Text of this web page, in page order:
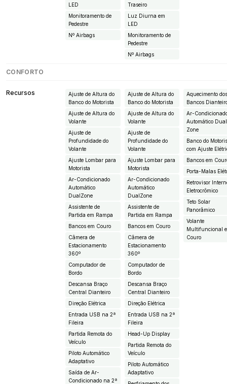
LED
Monitoramento de
Pedestre
Nº Airbags
Traseiro
Luz Diurna em
LED
Monitoramento de
Pedestre
Nº Airbags
CONFORTO
Recursos
Ajuste de Altura do
Banco do Motorista
Ajuste de Altura do
Volante
Ajuste de
Profundidade do
Volante
Ajuste Lombar para
Motorista
Ar-Condicionado
Automático
DualZone
Assistente de
Partida em Rampa
Bancos em Couro
Câmera de
Estacionamento
360º
Computador de
Bordo
Descansa Braço
Central Dianteiro
Direção Elétrica
Entrada USB na 2ª
Fileira
Partida Remota do
Veículo
Piloto Automático
Adaptativo
Saída de Ar-
Condicionado na 2ª
Ajuste de Altura do
Banco do Motorista
Ajuste de Altura do
Volante
Ajuste de
Profundidade do
Volante
Ajuste Lombar para
Motorista
Ar-Condicionado
Automático
DualZone
Assistente de
Partida em Rampa
Bancos em Couro
Câmera de
Estacionamento
360º
Computador de
Bordo
Descansa Braço
Central Dianteiro
Direção Elétrica
Entrada USB na 2ª
Fileira
Head-Up Display
Partida Remota do
Veículo
Piloto Automático
Adaptativo
Aquecimento
Bancos
Ar-
Automático Dual
Zone
Banco do
com Ajuste
Bancos em
Porta-Malas
Retrovisor
Eletrocrômico
Teto Solar
Panorâmico
Volante
Multifuncional
Couro